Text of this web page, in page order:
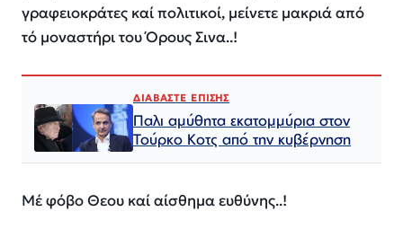
γραφειοκράτες καί πολιτικοί, μείνετε μακριά από
τό μοναστήρι του Όρους Σινα..!
ΔΙΑΒΑΣΤΕ ΕΠΙΣΗΣ
Παλι αμύθητα εκατομμύρια στον
Τούρκο Κοτς από την κυβέρνηση
Μέ φόβο Θεου καί αίσθημα ευθύνης..!